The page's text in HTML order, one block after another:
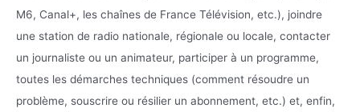
M6, Canal+, les chaînes de France Télévision, etc.), joindre
une station de radio nationale, régionale ou locale, contacter
un journaliste ou un animateur, participer à un programme,
toutes les démarches techniques (comment résoudre un
problème, souscrire ou résilier un abonnement, etc.) et, enfin,